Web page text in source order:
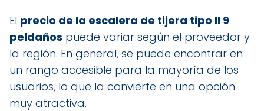
El precio de la escalera de tijera tipo II 9
peldaños puede variar según el proveedor y
la región. En general, se puede encontrar en
un rango accesible para la mayoría de los
usuarios, lo que la convierte en una opción
muy atractiva.